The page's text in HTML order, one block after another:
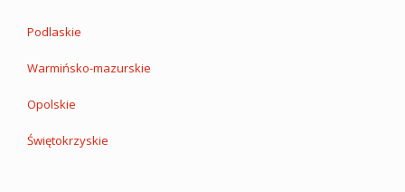
Podlaskie
Warmińsko-mazurskie
Opolskie
Świętokrzyskie